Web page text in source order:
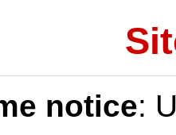
notice: